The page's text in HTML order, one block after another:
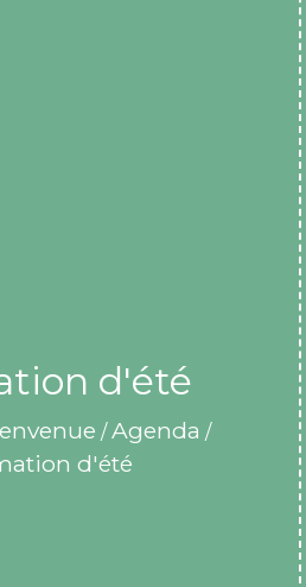
d'été
/ Agenda /
d'été